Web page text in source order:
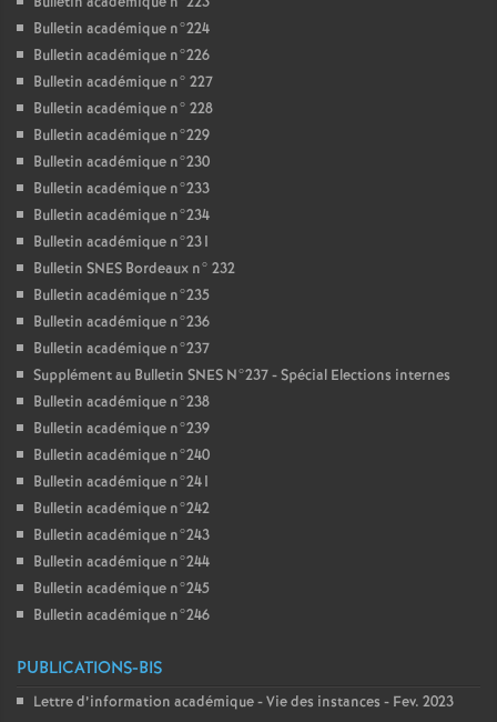
Bulletin académique n°224
Bulletin académique n°226
Bulletin académique n° 227
Bulletin académique n° 228
Bulletin académique n°229
Bulletin académique n°230
Bulletin académique n°233
Bulletin académique n°234
Bulletin académique n°231
Bulletin SNES Bordeaux n° 232
Bulletin académique n°235
Bulletin académique n°236
Bulletin académique n°237
Supplément au Bulletin SNES N°237 - Spécial Elections internes
Bulletin académique n°238
Bulletin académique n°239
Bulletin académique n°240
Bulletin académique n°241
Bulletin académique n°242
Bulletin académique n°243
Bulletin académique n°244
Bulletin académique n°245
Bulletin académique n°246
PUBLICATIONS-BIS
Lettre d’information académique - Vie des instances - Fev. 2023